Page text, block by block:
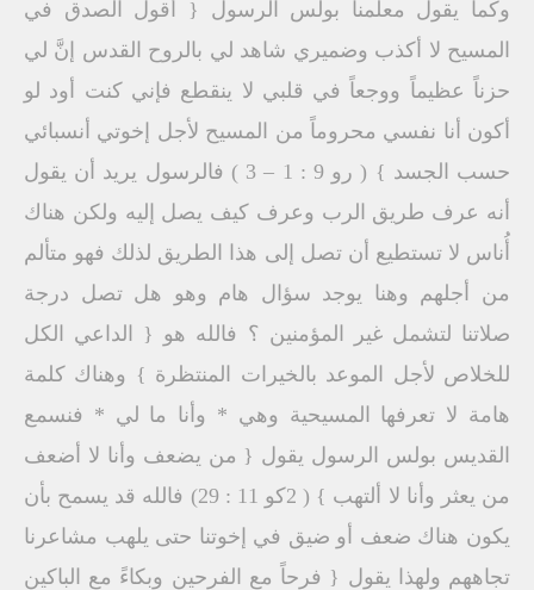
وكما يقول معلمنا بولس الرسول { أقول الصدق في
المسيح لا أكذب وضميري شاهد لي بالروح القدس إنَّ لي
حزناً عظيماً ووجعاً في قلبي لا ينقطع فإني كنت أود لو
أكون أنا نفسي محروماً من المسيح لأجل إخوتي أنسبائي
حسب الجسد } ( رو 9 : 1 – 3 ) فالرسول يريد أن يقول
أنه عرف طريق الرب وعرف كيف يصل إليه ولكن هناك
أُناس لا تستطيع أن تصل إلى هذا الطريق لذلك فهو متألم
من أجلهم وهنا يوجد سؤال هام وهو هل تصل درجة
صلاتنا لتشمل غير المؤمنين ؟ فالله هو { الداعي الكل
للخلاص لأجل الموعد بالخيرات المنتظرة } وهناك كلمة
هامة لا تعرفها المسيحية وهي * وأنا ما لي * فنسمع
القديس بولس الرسول يقول { من يضعف وأنا لا أضعف
من يعثر وأنا لا ألتهب } ( 2كو 11 : 29) فالله قد يسمح بأن
يكون هناك ضعف أو ضيق في إخوتنا حتى يلهب مشاعرنا
تجاههم ولهذا يقول { فرحاً مع الفرحين وبكاءً مع الباكين